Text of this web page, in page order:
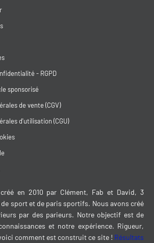
- RGPD
sponsorisé
de vente (CGV)
d'utilisation (CGU)
en 2010 par Clément, Fab et David, 3
sport et de paris sportifs. Nous avons créé
par des parieurs. Notre objectif est de
et notre expérience. Rigueur,
comment est construit ce site ! Résultats